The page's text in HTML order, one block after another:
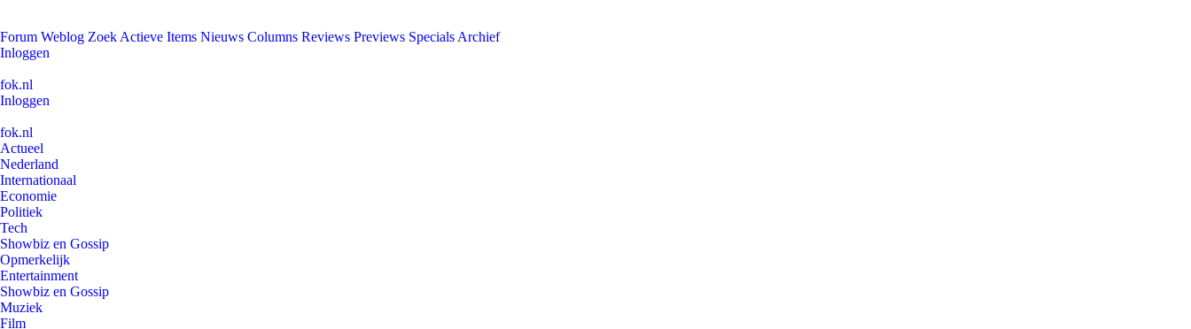
Forum Weblog Zoek Actieve Items Nieuws Columns Reviews Previews Specials Archief
Inloggen
fok.nl
Inloggen
fok.nl
Actueel
Nederland
Internationaal
Economie
Politiek
Tech
Showbiz en Gossip
Opmerkelijk
Entertainment
Showbiz en Gossip
Muziek
Film